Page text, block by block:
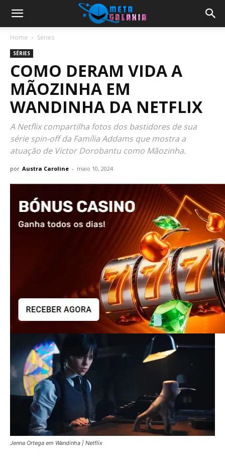
Home Séries
SÉRIES
COMO DERAM VIDA A
MÃOZINHA EM
WANDINHA DA NETFLIX
A Netflix compartilha fotos dos bastidores de sua
série spin-off da Família Addams que mostra a
atuação de Victor Dorobantu como Mãozinha.
por Austra Caroline - maio 10, 2024
Jenna Ortega em Wandinha | Netflix